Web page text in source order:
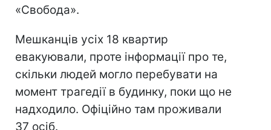
«Свобода».
Мешканців усіх 18 квартир
евакуювали, проте інформації про те,
скільки людей могло перебувати на
момент трагедії в будинку, поки що не
надходило. Офіційно там проживали
37 осіб.